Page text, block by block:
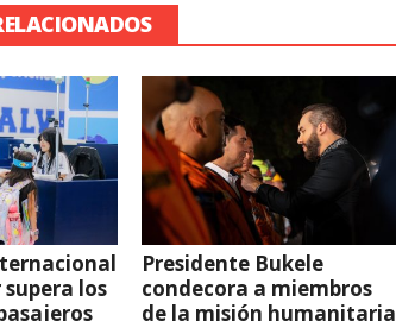
supera los
Presidente Bukele
condecora a miembros
de la misión humanitaria